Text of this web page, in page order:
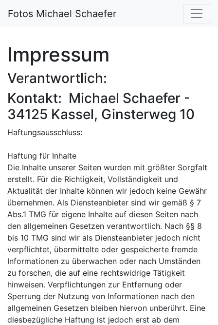
Fotos Michael Schaefer
Impressum
Verantwortlich:
Kontakt: Michael Schaefer -
34125 Kassel, Ginsterweg 10
Haftungsausschluss:
Haftung für Inhalte
Die Inhalte unserer Seiten wurden mit größter Sorgfalt
erstellt. Für die Richtigkeit, Vollständigkeit und
Aktualität der Inhalte können wir jedoch keine Gewähr
übernehmen. Als Diensteanbieter sind wir gemäß § 7
Abs.1 TMG für eigene Inhalte auf diesen Seiten nach
den allgemeinen Gesetzen verantwortlich. Nach §§ 8
bis 10 TMG sind wir als Diensteanbieter jedoch nicht
verpflichtet, übermittelte oder gespeicherte fremde
Informationen zu überwachen oder nach Umständen
zu forschen, die auf eine rechtswidrige Tätigkeit
hinweisen. Verpflichtungen zur Entfernung oder
Sperrung der Nutzung von Informationen nach den
allgemeinen Gesetzen bleiben hiervon unberührt. Eine
diesbezügliche Haftung ist jedoch erst ab dem